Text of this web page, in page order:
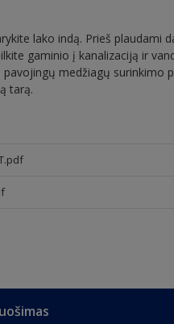
lako indą. Prieš plaudami
gaminio į kanalizaciją ir
pavojingų medžiagų surinkimo
tarą.